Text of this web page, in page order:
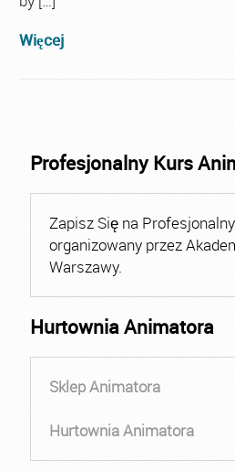
Więcej
Profesjonalny Kurs
Zapisz Się na
organizowany przez
Warszawy.
Hurtownia Animatora
Sklep Animatora
Hurtownia Animatora